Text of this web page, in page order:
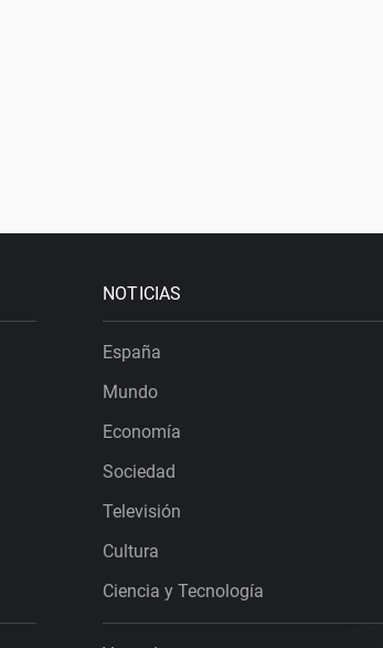
NOTICIAS
España
Mundo
Economía
Sociedad
Televisión
Cultura
Ciencia y Tecnología